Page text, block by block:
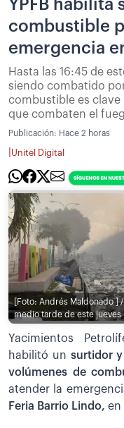
YPFB habilita
combustible
emergencia
Hasta las 16:45 de
siendo combatido
combustible es clave
que combaten el
Publicación: Hace 2 horas
Unitel Digital
[Foto: Andrés Maldonado ]
medio tarde de este jueves
Yacimientos
habilitó un surtidor
volúmenes de
atender la
Feria Barrio Lindo, en